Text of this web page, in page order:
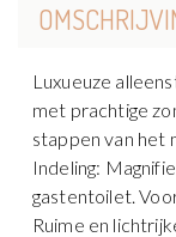
Luxueuze
met prachtige
stappen van het
Indeling:
gastentoilet.
Ruime en